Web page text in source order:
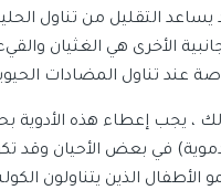
يساعد التقليل من تناول
الأخرى هي الغثيان
عند تناول المضادات
، يجب إعطاء هذه الأدوية
في بعض الأحيان وقد
الأطفال الذين يتناولون